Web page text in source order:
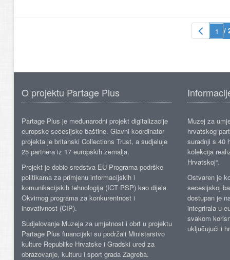
/
O projektu Partage Plus
Partage Plus je međunarodni projekt digitalizacije
europske secesijske baštine. Glavni koordinator
projekta je britanski Collections Trust, a sudjeluje
25 partnera iz 17 europskih zemalja.
Projekt je dobio sredstva EU Programa podrške
politikama za primjenu informacijskih i
komunikacijskih tehnologija (ICT PSP) kao dijela
Okvirnog programa za konkurentnost i
inovativnost (CIP).
Sudjelovanje Muzeja za umjetnost i obrt u projektu
Partage Plus financijski su podržali Ministarstvo
kulture Republike Hrvatske i Gradski ured za
obrazovanje, kulturu i sport grada Zagreba.
Muzej za
hrvatskog
suradnji s 40
kolekcija
Hrvatskoj“.
Ostvaren je
secesijskoj
dostupan je
integrirala u
svakom
uključujući i